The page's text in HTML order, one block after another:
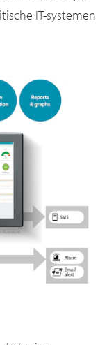
IT-systemen